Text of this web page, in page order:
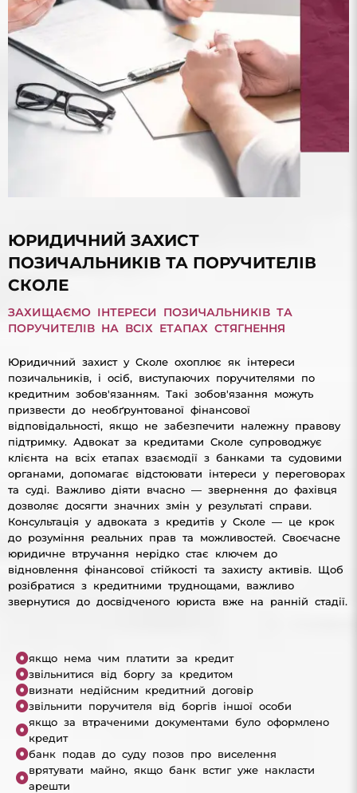
ЮРИДИЧНИЙ ЗАХИСТ
ПОЗИЧАЛЬНИКІВ ТА ПОРУЧИТЕЛІВ
СКОЛЕ
ЗАХИЩАЄМО ІНТЕРЕСИ ПОЗИЧАЛЬНИКІВ ТА
ПОРУЧИТЕЛІВ НА ВСІХ ЕТАПАХ СТЯГНЕННЯ
Юридичний захист у Сколе охоплює як інтереси
позичальників, і осіб, виступаючих поручителями по
кредитним зобов'язанням. Такі зобов'язання можуть
призвести до необґрунтованої фінансової
відповідальності, якщо не забезпечити належну правову
підтримку. Адвокат за кредитами Сколе супроводжує
клієнта на всіх етапах взаємодії з банками та судовими
органами, допомагає відстоювати інтереси у переговорах
та суді. Важливо діяти вчасно — звернення до фахівця
дозволяє досягти значних змін у результаті справи.
Консультація у адвоката з кредитів у Сколе — це крок
до розуміння реальних прав та можливостей. Своєчасне
юридичне втручання нерідко стає ключем до
відновлення фінансової стійкості та захисту активів. Щоб
розібратися з кредитними труднощами, важливо
звернутися до досвідченого юриста вже на ранній стадії.
якщо нема чим платити за кредит
звільнитися від боргу за кредитом
визнати недійсним кредитний договір
звільнити поручителя від боргів іншої особи
якщо за втраченими документами було оформлено
кредит
банк подав до суду позов про виселення
врятувати майно, якщо банк встиг уже накласти
арешти